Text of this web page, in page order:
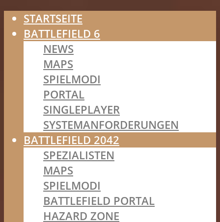
STARTSEITE
BATTLEFIELD 6
NEWS
MAPS
SPIELMODI
PORTAL
SINGLEPLAYER
SYSTEMANFORDERUNGEN
BATTLEFIELD 2042
SPEZIALISTEN
MAPS
SPIELMODI
BATTLEFIELD PORTAL
HAZARD ZONE